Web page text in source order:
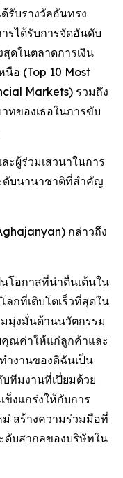
รับรางวัลอันทรง
รได้รับการจัดอันดับ
ดในตลาดการเงิน
อ (Top 10 Most
Markets) รวมถึง
ทของเธอในการขับ
ะผู้ร่วมเสวนาในการ
ดับนานาชาติที่สำคัญ
กล่าวถึง
นโอกาสที่น่าตื่นเต้นใน
กที่เติบโตเร็วที่สุดใน
มุ่งมั่นด้านนวัตกรรม
ณค่าให้แก่ลูกค้าและ
ำงานของดิฉันเป็น
ทีมงานที่เปี่ยมด้วย
งแกร่งให้กับการ
ม่ สร้างความร่วมมือที่
ดับสากลของบริษัทใน